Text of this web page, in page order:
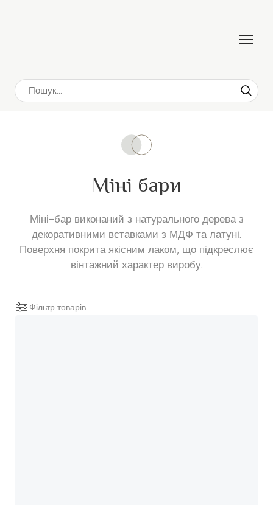
Міні бари
Міні-бар виконаний з натурального дерева з
декоративними вставками з МДФ та латуні.
Поверхня покрита якісним лаком, що підкреслює
вінтажний характер виробу.
Фільтр товарів